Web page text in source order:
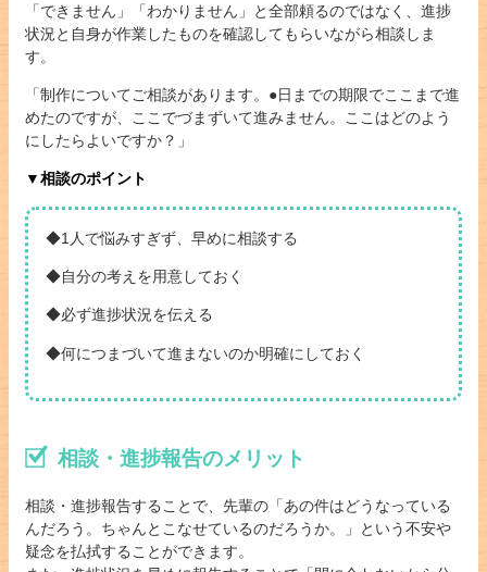
「できません」「わかりません」と全部頼るのではなく、進捗
状況と自身が作業したものを確認してもらいながら相談しま
す。
「制作についてご相談があります。●日までの期限でここまで進
めたのですが、ここでづまずいて進みません。ここはどのよう
にしたらよいですか？」
▼相談のポイント
◆1人で悩みすぎず、早めに相談する
◆自分の考えを用意しておく
◆必ず進捗状況を伝える
◆何につまづいて進まないのか明確にしておく
相談・進捗報告のメリット
相談・進捗報告することで、先輩の「あの件はどうなっている
んだろう。ちゃんとこなせているのだろうか。」という不安や
疑念を払拭することができます。